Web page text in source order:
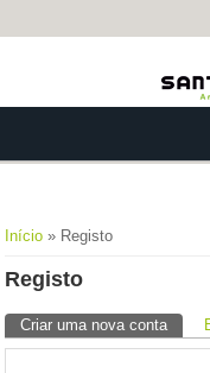
Está aqui
Início » Registo
Registo
Separadores
Criar uma nova conta